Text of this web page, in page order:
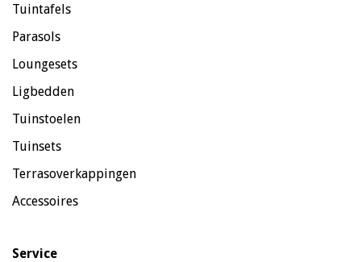
Tuintafels
Parasols
Loungesets
Ligbedden
Tuinstoelen
Tuinsets
Terrasoverkappingen
Accessoires
Service